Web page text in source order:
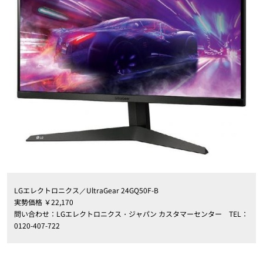
LGエレクトロニクス／UltraGear 24GQ50F-B
実勢価格 ￥22,170
問い合わせ： LGエレクトロニクス・ジャパン カスタマーセンター TEL ：
0120-407-722